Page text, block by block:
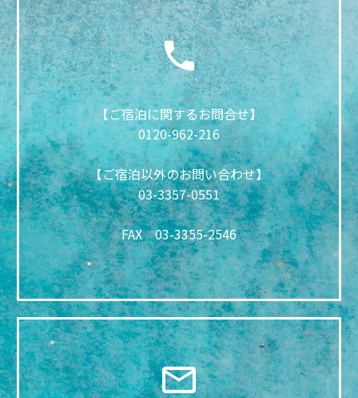
【ご宿泊に関するお問合せ】
0120-962-216
【ご宿泊以外のお問い合わせ】
03-3357-0551
FAX03-3355-2546